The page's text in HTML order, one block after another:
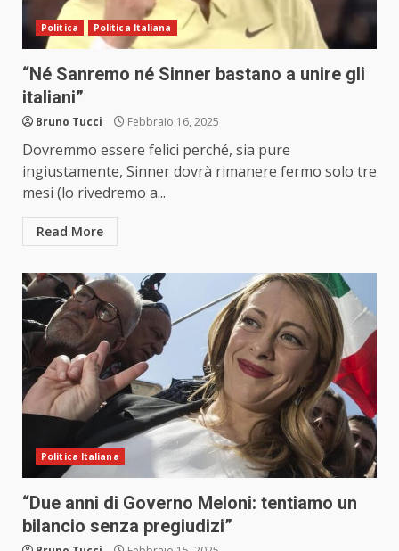
Politica Politica Italiana
“Né Sanremo né Sinner bastano a unire gli
italiani”
Bruno Tucci Febbraio 16, 2025
Dovremmo essere felici perché, sia pure
ingiustamente, Sinner dovrà rimanere fermo solo tre
mesi (lo rivedremo a...
Read More
Politica Italiana
“Due anni di Governo Meloni: tentiamo un
bilancio senza pregiudizi”